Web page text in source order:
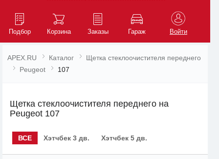
Подбор Корзина Заказы Гараж Войти
APEX.RU Каталог
Щетка стеклоочистителя переднего
Peugeot
107
Щетка стеклоочистителя переднего на
Peugeot 107
ВСЕ Хэтчбек 3 дв. Хэтчбек 5 дв.